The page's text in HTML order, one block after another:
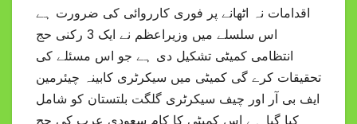
اقدامات نہ اٹھانے پر فوری کارروائی کی ضرورت ہے
اس سلسلے میں وزیراعظم نے ایک 3 رکنی حج
انتظامی کمیٹی تشکیل دی ہے جو اس مسئلے کی
تحقیقات کرے گی کمیٹی میں سیکرٹری کابینہ چیئرمین
ایف بی آر اور چیف سیکرٹری گلگت بلتستان کو شامل
کیا گیا ہے اس کمیٹی کا کام سعودی عرب کی حج